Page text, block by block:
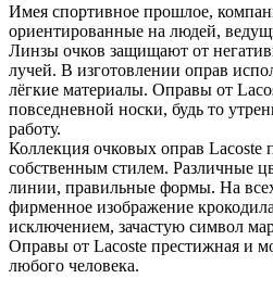
Имея спортивное прошлое,
ориентированные на людей,
Линзы очков защищают от
лучей. В изготовлении оправ
лёгкие материалы. Оправы от
повседневной носки, будь то
работу.
Коллекция очковых оправ Lacoste
собственным стилем. Различные
линии, правильные формы. На всех
фирменное изображение
исключением, зачастую символ
Оправы от Lacoste престижная и
любого человека.